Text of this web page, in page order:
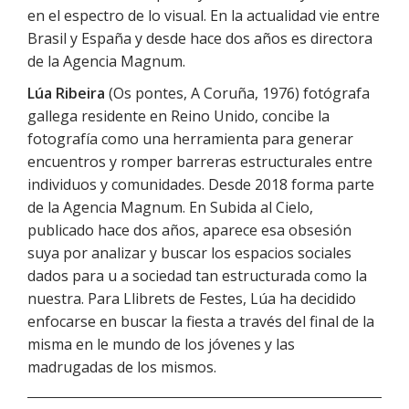
en el espectro de lo visual. En la actualidad vie entre
Brasil y España y desde hace dos años es directora
de la Agencia Magnum.
Lúa Ribeira (Os pontes, A Coruña, 1976) fotógrafa
gallega residente en Reino Unido, concibe la
fotografía como una herramienta para generar
encuentros y romper barreras estructurales entre
individuos y comunidades. Desde 2018 forma parte
de la Agencia Magnum. En Subida al Cielo,
publicado hace dos años, aparece esa obsesión
suya por analizar y buscar los espacios sociales
dados para u a sociedad tan estructurada como la
nuestra. Para Llibrets de Festes, Lúa ha decidido
enfocarse en buscar la fiesta a través del final de la
misma en le mundo de los jóvenes y las
madrugadas de los mismos.